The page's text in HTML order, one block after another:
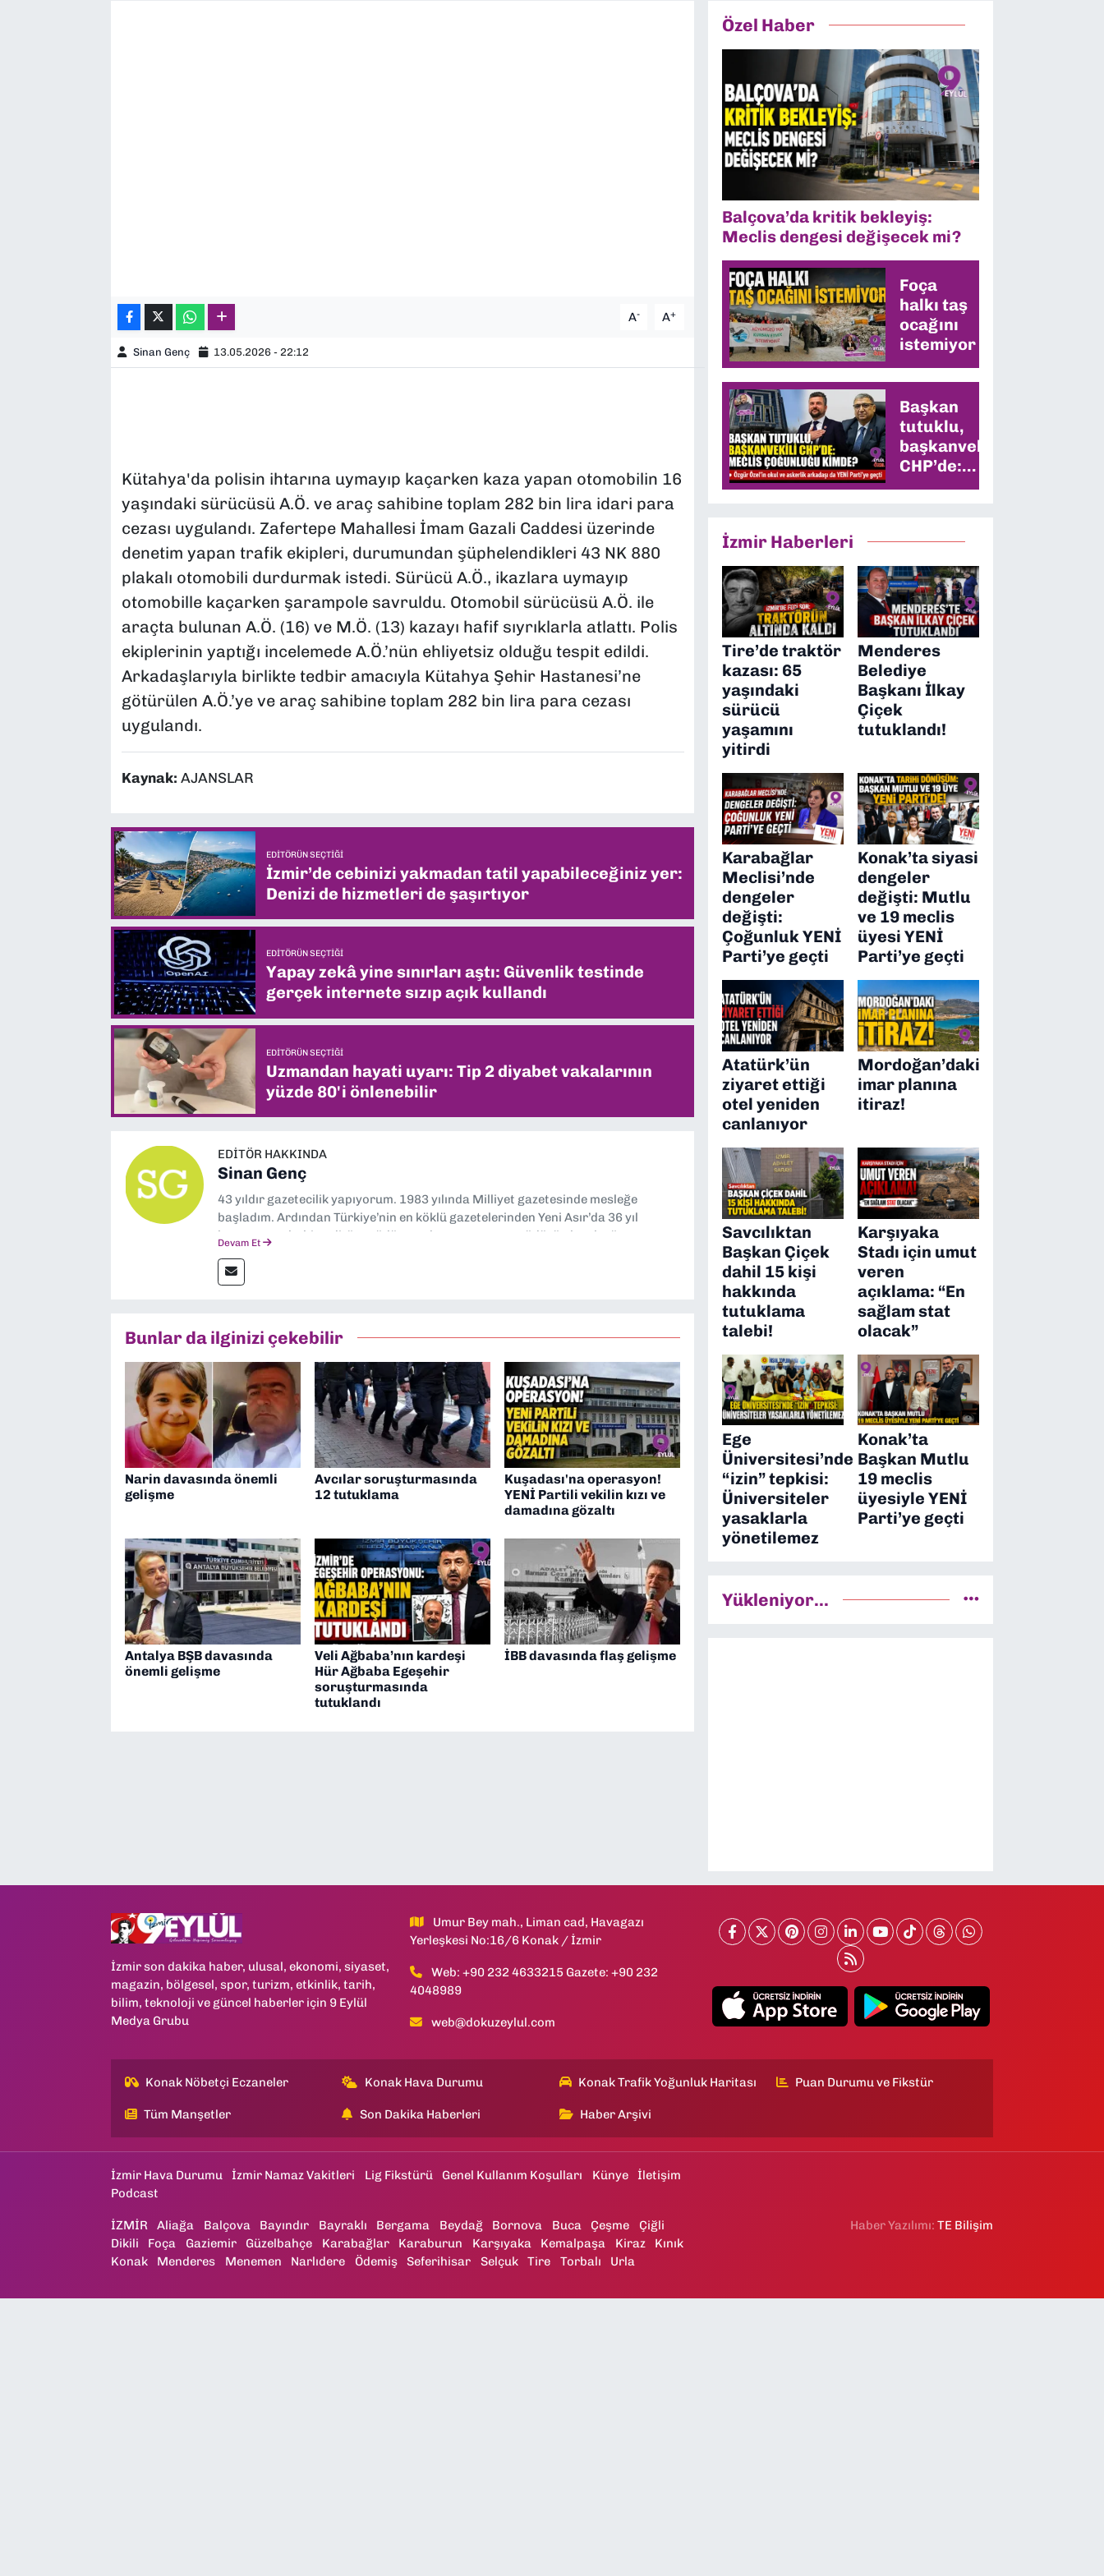
A- A+
Sinan Genç 13.05.2026 - 22:12
Kütahya'da polisin ihtarına uymayıp kaçarken kaza yapan otomobilin 16
yaşındaki sürücüsü A.Ö. ve araç sahibine toplam 282 bin lira idari para
cezası uygulandı. Zafertepe Mahallesi İmam Gazali Caddesi üzerinde
denetim yapan trafik ekipleri, durumundan şüphelendikleri 43 NK 880
plakalı otomobili durdurmak istedi. Sürücü A.Ö., ikazlara uymayıp
otomobille kaçarken şarampole savruldu. Otomobil sürücüsü A.Ö. ile
araçta bulunan A.Ö. (16) ve M.Ö. (13) kazayı hafif sıyrıklarla atlattı. Polis
ekiplerinin yaptığı incelemede A.Ö.’nün ehliyetsiz olduğu tespit edildi.
Arkadaşlarıyla birlikte tedbir amacıyla Kütahya Şehir Hastanesi’ne
götürülen A.Ö.’ye ve araç sahibine toplam 282 bin lira para cezası
uygulandı.
Kaynak: AJANSLAR
EDITÖRÜN SEÇTIĞI
İzmir’de cebinizi yakmadan tatil yapabileceğiniz yer:
Denizi de hizmetleri de şaşırtıyor
EDITÖRÜN SEÇTIĞI
Yapay zekâ yine sınırları aştı: Güvenlik testinde
gerçek internete sızıp açık kullandı
EDITÖRÜN SEÇTIĞI
Uzmandan hayati uyarı: Tip 2 diyabet vakalarının
yüzde 80'i önlenebilir
EDITÖR HAKKINDA
Sinan Genç
43 yıldır gazetecilik yapıyorum. 1983 yılında Milliyet gazetesinde mesleğe
başladım. Ardından Türkiye’nin en köklü gazetelerinden Yeni Asır’da 36 yıl
boyunca muhabir, editör, müdür yardımcısı ve spor müdürü olarak görev
anda Dokuz Eylül Gazetesi'nde editörlük yapıyorum
Devam Et
Bunlar da ilginizi çekebilir
Narin davasında önemli
gelişme
Avcılar soruşturmasında
12 tutuklama
Kuşadası'na operasyon!
YENİ Partili vekilin kızı ve
damadına gözaltı
Antalya BŞB davasında
önemli gelişme
Veli Ağbaba’nın kardeşi
Hür Ağbaba Egeşehir
soruşturmasında
tutuklandı
İBB davasında flaş gelişme
Özel Haber
Balçova’da kritik bekleyiş:
Meclis dengesi değişecek mi?
Foça
halkı taş
ocağını
istemiyor
Başkan
tutuklu,
başkanvekili
CHP’de:
Meclis
İzmir Haberleri
Tire’de traktör
kazası: 65
yaşındaki
sürücü
yaşamını
yitirdi
Menderes
Belediye
Başkanı İlkay
Çiçek
tutuklandı!
Karabağlar
Meclisi’nde
dengeler
değişti:
Çoğunluk YENİ
Parti’ye geçti
Konak’ta siyasi
dengeler
değişti: Mutlu
ve 19 meclis
üyesi YENİ
Parti’ye geçti
Atatürk’ün
ziyaret ettiği
otel yeniden
canlanıyor
Mordoğan’daki
imar planına
itiraz!
Savcılıktan
Başkan Çiçek
dahil 15 kişi
hakkında
tutuklama
talebi!
Karşıyaka
Stadı için umut
veren
açıklama: “En
sağlam stat
olacak”
Ege
Üniversitesi’nde
“izin” tepkisi:
Üniversiteler
yasaklarla
yönetilemez
Konak’ta
Başkan Mutlu
19 meclis
üyesiyle YENİ
Parti’ye geçti
Yükleniyor...
İzmir son dakika haber, ulusal, ekonomi, siyaset,
magazin, bölgesel, spor, turizm, etkinlik, tarih,
bilim, teknoloji ve güncel haberler için 9 Eylül
Medya Grubu
Umur Bey mah., Liman cad, Havagazı
Yerleşkesi No:16/6 Konak / İzmir
Web: +90 232 4633215 Gazete: +90 232
4048989
web@dokuzeylul.com
Konak Nöbetçi Eczaneler Konak Hava Durumu Konak Trafik Yoğunluk Haritası Puan Durumu ve Fikstür
Tüm Manşetler Son Dakika Haberleri Haber Arşivi
İzmir Hava Durumu İzmir Namaz Vakitleri Lig Fikstürü Genel Kullanım Koşulları Künye
İletişim
Podcast
İZMİR Aliağa Balçova Bayındır Bayraklı Bergama Beydağ Bornova Buca Çeşme
Çiğli
Dikili
Foça Gaziemir Güzelbahçe Karabağlar Karaburun Karşıyaka Kemalpaşa Kiraz
Kınık
Konak
Menderes Menemen Narlıdere Ödemiş Seferihisar Selçuk Tire Torbalı Urla
Haber Yazılımı:TE Bilişim